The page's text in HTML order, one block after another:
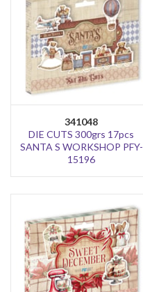
341048
DIE CUTS 300grs 17pcs
SANTA S WORKSHOP PFY-
15196